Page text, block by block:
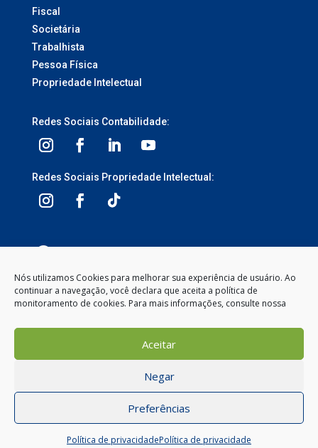
Nós utilizamos Cookies para melhorar sua experiência de usuário. Ao
continuar a navegação, você declara que aceita a política de
monitoramento de cookies. Para mais informações, consulte nossa
Aceitar
Negar
Preferências
Política de privacidadePolítica de privacidade
Fiscal
Societária
Trabalhista
Pessoa Física
Propriedade Intelectual
Redes Sociais Contabilidade:
Redes Sociais Propriedade Intelectual:
Segunda à Sexta-feira
8:00 às 12:00 – 13:30 às 18:00
Como posso te ajudar?